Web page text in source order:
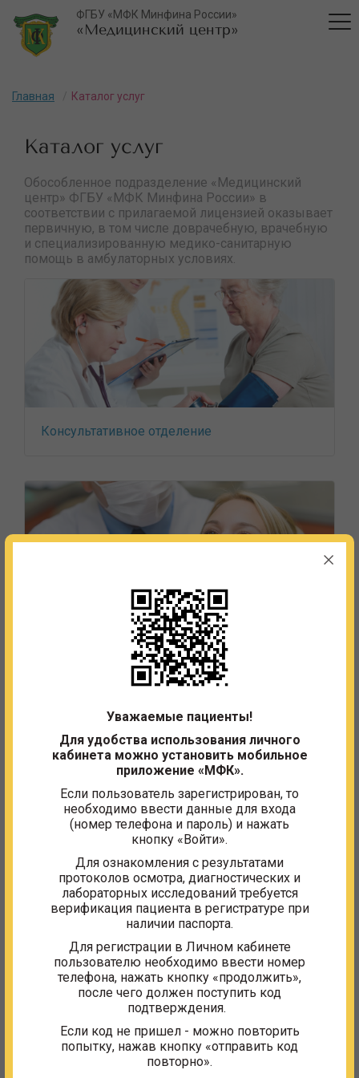
ФГБУ «МФК Минфина России»
«Медицинский центр»
Главная Каталог услуг
Каталог услуг
Обособленное подразделение «Медицинский
центр» ФГБУ «МФК Минфина России» в
соответствии с прилагаемой лицензией оказывает
первичную, в том числе доврачебную, врачебную
и специализированную медико-санитарную
помощь в амбулаторных условиях.
Консультативное отделение
Стоматологическое отделение
Физкультурно-оздоровительный зал
Диагностическое отделение
Уважаемые пациенты!
Для удобства использования личного
кабинета можно установить мобильное
приложение «МФК».
Если пользователь зарегистрирован, то
необходимо ввести данные для входа
(номер телефона и пароль) и нажать
кнопку «Войти».
Для ознакомления с результатами
протоколов осмотра, диагностических и
лабораторных исследований требуется
верификация пациента в регистратуре при
наличии паспорта.
Для регистрации в Личном кабинете
пользователю необходимо ввести номер
телефона, нажать кнопку «продолжить»,
после чего должен поступить код
подтверждения.
Если код не пришел - можно повторить
попытку, нажав кнопку «отправить код
повторно».